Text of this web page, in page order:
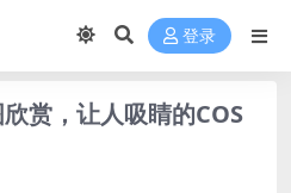
登录
赏，让人吸睛的COS